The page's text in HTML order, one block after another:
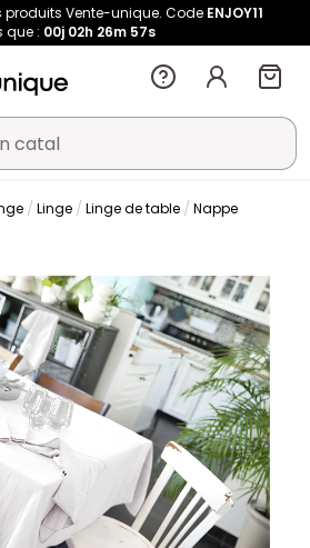
produits Vente-unique. Code ENJOY11
que : 00j 02h 26m 56s
Linge Linge de table Nappe